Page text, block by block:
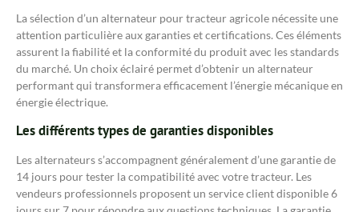
La sélection d’un alternateur pour tracteur agricole nécessite une
attention particulière aux garanties et certifications. Ces éléments
assurent la fiabilité et la conformité du produit avec les standards
du marché. Un choix éclairé permet d’obtenir un alternateur
performant qui transformera efficacement l’énergie mécanique en
énergie électrique.
Les différents types de garanties disponibles
Les alternateurs s’accompagnent généralement d’une garantie de
14 jours pour tester la compatibilité avec votre tracteur. Les
vendeurs professionnels proposent un service client disponible 6